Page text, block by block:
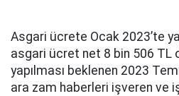
Asgari ücrete Ocak 2023’te
asgari ücret net 8 bin 506
yapılması beklenen 2023
ara zam haberleri işveren ve